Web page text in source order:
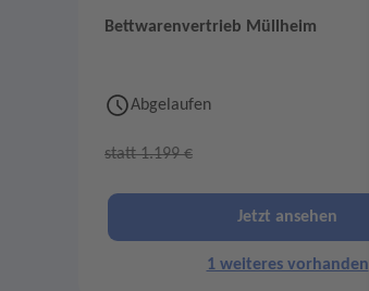
Bettwarenvertrieb Müllheim
Abgelaufen
statt 1.199 €
Jetzt ansehen
1 weiteres vorhanden